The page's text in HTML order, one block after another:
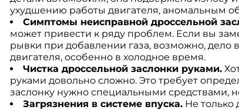
ухудшению работы двигателя, аномальным
Симптомы неисправной дроссельной
может привести к ряду проблем. Если вы
рывки при добавлении газа, возможно, дело
двигателя, особенно в холодное время.
Чистка дроссельной заслонки руками.
руками довольно сложно. Это требует
заслонку нужно специальными средствами,
Загрязнения в системе впуска.Не только